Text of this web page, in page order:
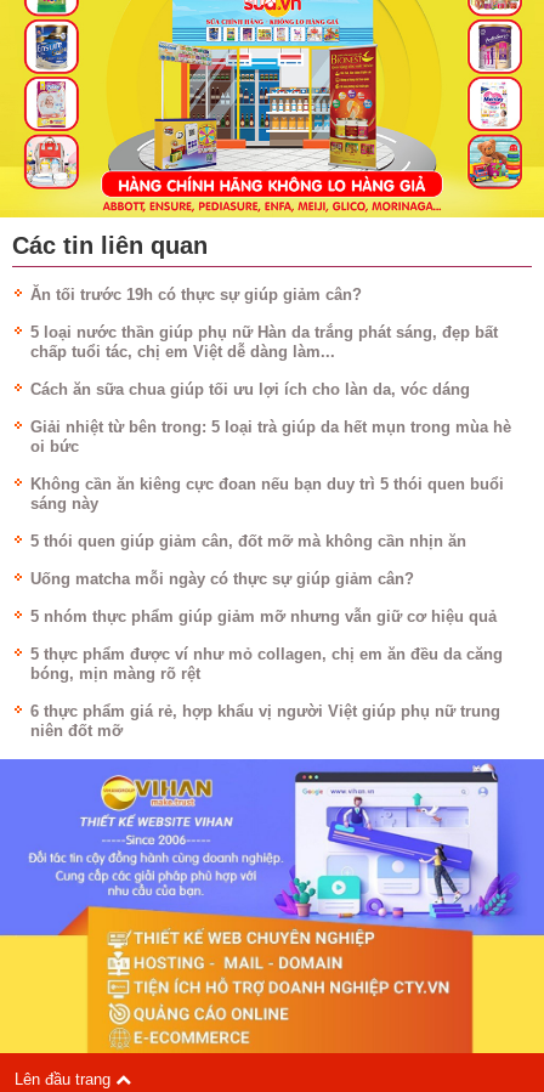
Các tin liên quan
Ăn tối trước 19h có thực sự giúp giảm cân?
5 loại nước thần giúp phụ nữ Hàn da trắng phát sáng, đẹp bất
chấp tuổi tác, chị em Việt dễ dàng làm...
Cách ăn sữa chua giúp tối ưu lợi ích cho làn da, vóc dáng
Giải nhiệt từ bên trong: 5 loại trà giúp da hết mụn trong mùa hè
oi bức
Không cần ăn kiêng cực đoan nếu bạn duy trì 5 thói quen buổi
sáng này
5 thói quen giúp giảm cân, đốt mỡ mà không cần nhịn ăn
Uống matcha mỗi ngày có thực sự giúp giảm cân?
5 nhóm thực phẩm giúp giảm mỡ nhưng vẫn giữ cơ hiệu quả
5 thực phẩm được ví như mỏ collagen, chị em ăn đều da căng
bóng, mịn màng rõ rệt
6 thực phẩm giá rẻ, hợp khẩu vị người Việt giúp phụ nữ trung
niên đốt mỡ
Lên đầu trang